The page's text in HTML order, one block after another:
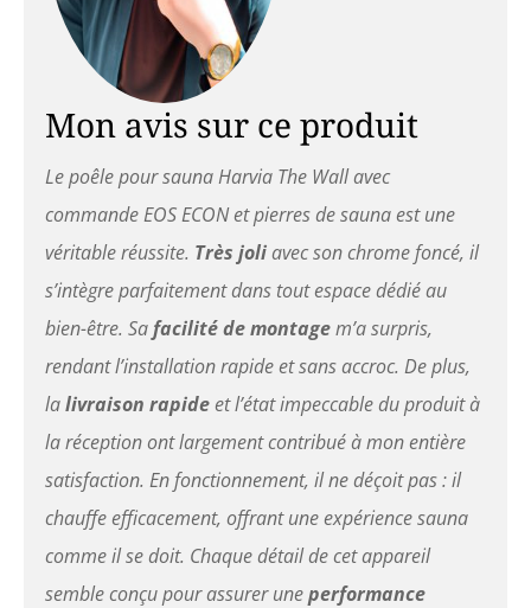
réglages de température de
30 °C à 115 °C, une
minuterie présélectionnelle
en temps réel et la
possibilité d'enregistrer
utilisateurs. Composants
inclus : le kit comprend le
poêle de sauna Harvia Wall,
l'unité de commande Econ,
un capteur de température
avec câble de 2 mètres, 20
kg de pierres de sauna et le
matériel de montage pour
une installation rapide et
facile. Garantie : le
chauffage mural Harvia et le
kit de commande Econ, est
livré avec une garantie
fabricant de 2 ans qui
garantit des performances
fiables et une sécurité
apaisante pour le client.
Mon avis sur ce produit
Le poêle pour sauna Harvia The Wall avec
commande EOS ECON et pierres de sauna est une
véritable réussite. Très joliavec son chrome foncé, il
s’intègre parfaitement dans tout espace dédié au
bien-être. Safacilité de montagem’a surpris,
rendant l’installation rapide et sans accroc. De plus,
lalivraison rapideet l’état impeccable du produit à
la réception ont largement contribué à mon entière
satisfaction. En fonctionnement, il ne déçoit pas : il
chauffe efficacement, offrant une expérience sauna
comme il se doit. Chaque détail de cet appareil
semble conçu pour assurer uneperformance